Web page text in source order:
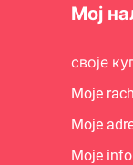
Мој
своје
Moje
Moje
Moje